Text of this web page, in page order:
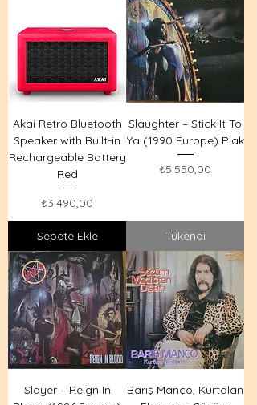
Akai Retro Bluetooth
Speaker with Built-in
Rechargeable Battery
Red
Fiyat
₺3.490,00
Sepete Ekle
Slaughter – Stick It To
Ya (1990 Europe) Plak
Fiyat
₺5.550,00
Tükendi
Slayer – Reign In
Barış Manço, Kurtalan